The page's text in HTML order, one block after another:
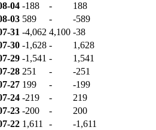
04 -188 -
188
03 589 -
-589
31 -4,062 4,100 -38
30 -1,628 -
1,628
29 -1,541 -
1,541
28 251 -
-251
27 199 -
-199
24 -219 -
219
23 -200 -
200
22 1,611 -
-1,611